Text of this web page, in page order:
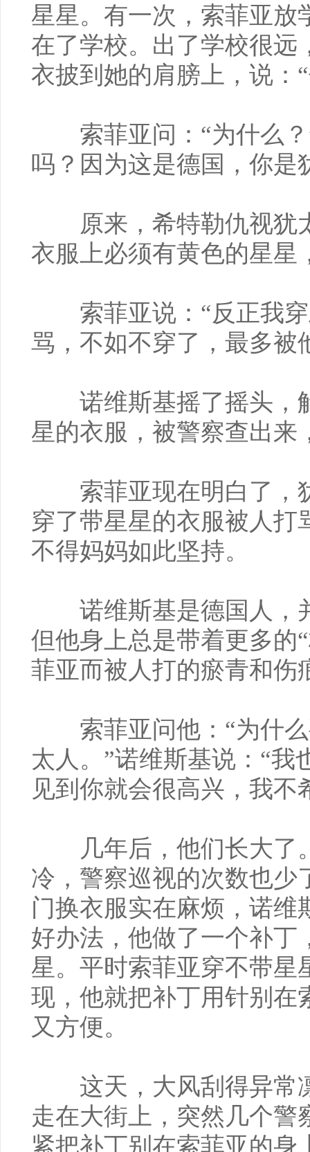
星星。有一次，索菲亚放
在了学校。出了学校很远
衣披到她的肩膀上，说：
索菲亚问：“为什么？
吗？因为这是德国，你是
原来，希特勒仇视犹
衣服上必须有黄色的星星
索菲亚说：“反正我穿
骂，不如不穿了，最多被
诺维斯基摇了摇头，
星的衣服，被警察查出来
索菲亚现在明白了，
穿了带星星的衣服被人打
不得妈妈如此坚持。
诺维斯基是德国人，
但他身上总是带着更多的
菲亚而被人打的瘀青和伤
索菲亚问他：“为什么
太人。”诺维斯基说：“我
见到你就会很高兴，我不
几年后，他们长大了
冷，警察巡视的次数也少
门换衣服实在麻烦，诺维
好办法，他做了一个补丁
星。平时索菲亚穿不带星
现，他就把补丁用针别在
又方便。
这天，大风刮得异常
走在大街上，突然几个警
紧把补丁别在索菲亚的身